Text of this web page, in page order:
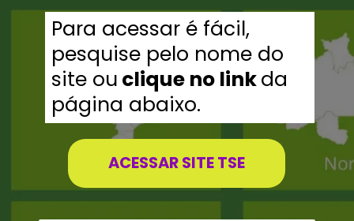
Para acessar é fácil,
pesquise pelo nome do
site ou clique no linkda
página abaixo.
ACESSAR SITE TSE